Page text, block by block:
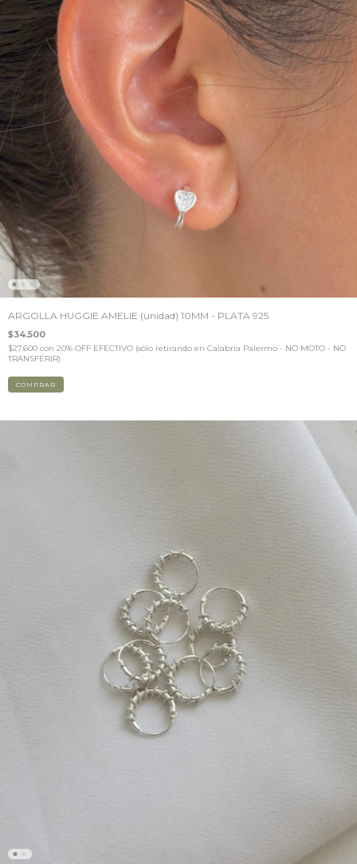
ARGOLLA HUGGIE AMELIE (unidad) 10MM - PLATA 925
$34.500
$27.600 con 20% OFF EFECTIVO (sólo retirando en Calabria Palermo - NO MOTO - NO
TRANSFERIR)
COMPRAR